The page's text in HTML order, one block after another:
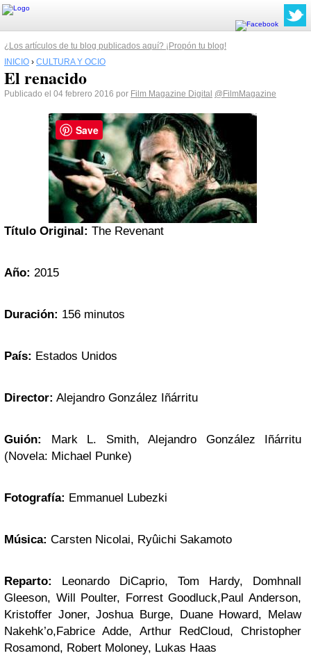
¿Los artículos de tu blog publicados aquí? ¡Propón tu blog!
INICIO › CULTURA Y OCIO
El renacido
Publicado el 04 febrero 2016 por Film Magazine Digital @FilmMagazine
Título Original: The Revenant
Año: 2015
Duración: 156 minutos
País: Estados Unidos
Director: Alejandro González Iñárritu
Guión:
Mark L. Smith, Alejandro González Iñárritu
(Novela: Michael Punke)
Fotografía: Emmanuel Lubezki
Música: Carsten Nicolai, Ryûichi Sakamoto
Reparto:
Leonardo DiCaprio, Tom Hardy, Domhnall
Gleeson, Will Poulter, Forrest Goodluck,Paul Anderson,
Kristoffer Joner, Joshua Burge, Duane Howard, Melaw
Nakehk’o,Fabrice Adde, Arthur RedCloud, Christopher
Rosamond, Robert Moloney, Lukas Haas
Save